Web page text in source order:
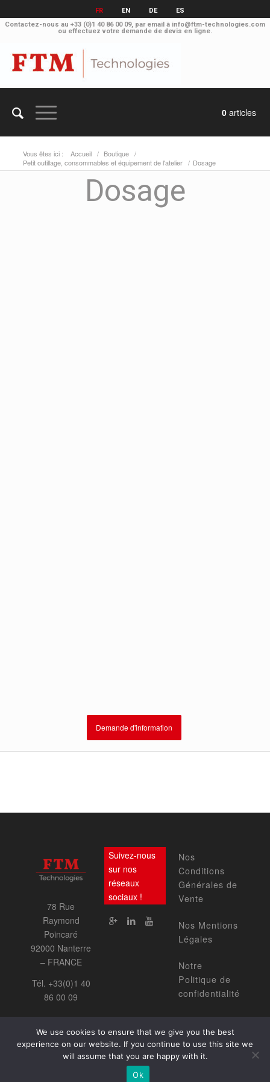
FR EN DE
ES
Contactez-nous au +33 (0)1 40 86 00 09, par email à info@ftm-technologies.com
ou effectuez votre demande de devis en ligne.
0 articles
Vous êtes ici : Accueil / Boutique /
Petit outillage, consommables et équipement de l'atelier / Dosage
Dosage
Demande d'information
78 Rue
Raymond
Poincaré
92000 Nanterre
– FRANCE
Tél. +33(0)1 40
86 00 09
Suivez-nous
sur nos
réseaux
sociaux !
Nos
Conditions
Générales de
Vente
Nos Mentions
Légales
Notre
Politique de
confidentialité
2017 ©
www.agencenova.com
Notre société
We use cookies to ensure that we give you the best
experience on our website. If you continue to use this site we
will assume that you are happy with it.
Ok